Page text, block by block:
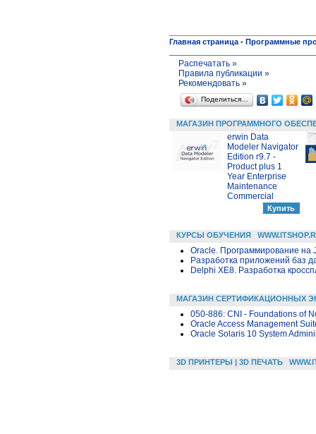
Главная страница - Программные
Распечатать »
Правила публикации »
Рекомендовать »
Поделиться…
МАГАЗИН ПРОГРАММНОГО
erwin Data
Modeler Navigator
Edition r9.7 -
Product plus 1
Year Enterprise
Maintenance
Commercial
КУРСЫ ОБУЧЕНИЯ
Oracle. Программирование на
Разработка приложений баз
Delphi XE8. Разработка
МАГАЗИН СЕРТИФИКАЦИОННЫХ
050-886: CNI - Foundations of
Oracle Access Management
Oracle Solaris 10 System
3D ПРИНТЕРЫ | 3D ПЕЧАТЬ